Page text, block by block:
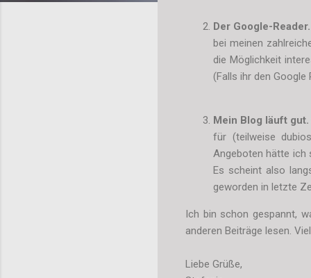
Der Google-Reader.
bei meinen
die Möglichkeit
(Falls ihr den
Mein Blog läuft gut.
für (teilweise
Angeboten hätte ich
Es scheint also
geworden in letzte
Ich bin schon gespannt,
anderen Beiträge lesen.
Liebe Grüße,